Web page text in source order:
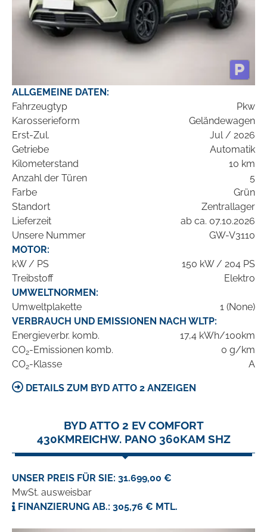
ALLGEMEINE DATEN:
Fahrzeugtyp
Pkw
Karosserieform
Geländewagen
Erst-Zul.
Jul / 2026
Getriebe
Automatik
Kilometerstand
10 km
Anzahl der Türen
5
Farbe
Grün
Standort
Zentrallager
Lieferzeit
ab ca. 07.10.2026
Unsere Nummer
GW-V3110
MOTOR:
kW / PS
150 kW / 204 PS
Treibstoff
Elektro
UMWELTNORMEN:
Umweltplakette
1 (None)
VERBRAUCH UND EMISSIONEN NACH WLTP:
Energieverbr. komb.
17,4 kWh/100km
CO2-Emissionen komb.
0 g/km
CO2-Klasse A
DETAILS ZUM BYD ATTO 2 ANZEIGEN
BYD ATTO 2 EV COMFORT
430KMREICHW. PANO 360KAM SHZ
UNSER PREIS FÜR SIE: 31.699,00 €
MwSt. ausweisbar
FINANZIERUNG AB.: 305,76 € MTL.